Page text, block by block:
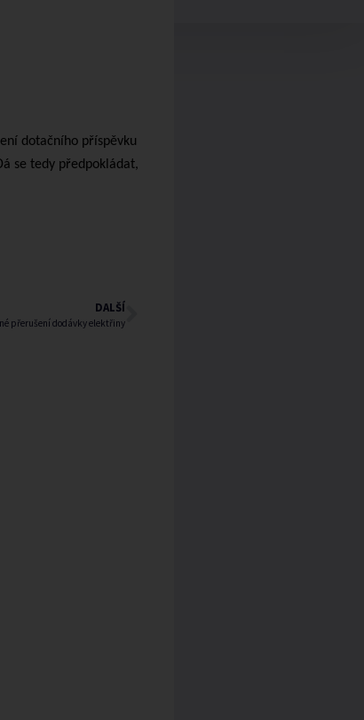
dotačního příspěvku
se tedy předpokládat,
DALŠÍ
přerušení dodávky elektřiny